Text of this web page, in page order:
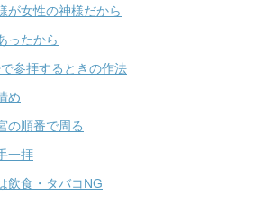
が女性の神様だから
ったから
参拝するときの作法
め
の順番で周る
一拝
飲食・タバコNG